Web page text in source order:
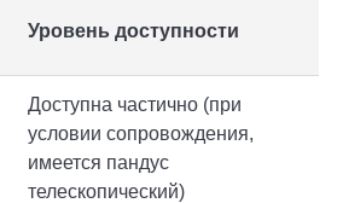
Уровень доступности
Доступна частично (при
условии сопровождения,
имеется пандус
телескопический)